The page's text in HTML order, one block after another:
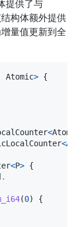
提供了与
构体额外提供
量值更新到全
Atomic> {
<
<
<P> {
(0)
{